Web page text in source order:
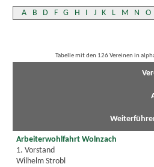
A B D F G H I J K L M N O
Tabelle mit den 126 Vereinen in
Arbeiterwohlfahrt Wolnzach
1. Vorstand
Wilhelm Strobl